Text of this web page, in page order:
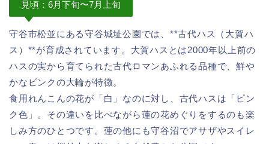
見頃：6月下旬〜7月上旬
守谷市松並にある守谷城址公園では、**古代ハス（大賀ハ
ス）**が育成されています。大賀ハスとは2000年以上前の
ハスの実から育てられた古代ロマンあふれる品種で、鮮や
かなピンクの大輪が特徴。
食用れんこんの花が「白」なのに対し、古代ハスは「ピン
ク色」。その違いを比べながら蓮の花めぐりをするのも楽
しみ方のひとつです。蓮の他にも守谷沼でアサザやスイレ